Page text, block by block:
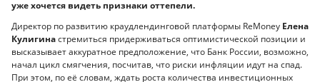
уже хочется видеть признаки оттепели.
Директор по развитию краудлендинговой платформы ReMoney Елена
Кулигинастремиться придерживаться оптимистической позиции и
высказывает аккуратное предположение, что Банк России, возможно,
начал цикл смягчения, посчитав, что риски инфляции идут на спад.
При этом, по её словам, ждать роста количества инвестиционных